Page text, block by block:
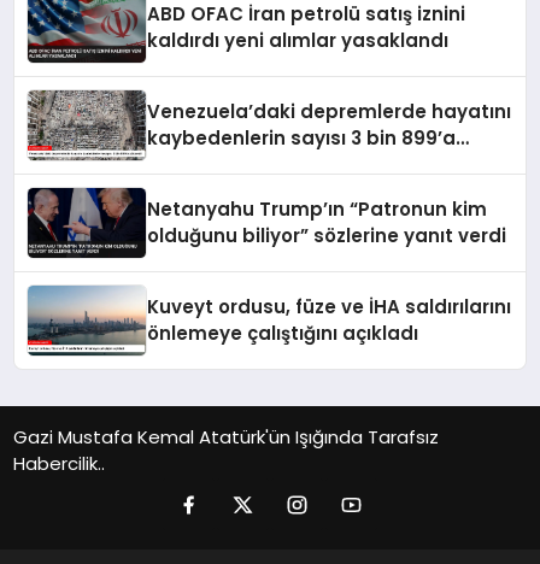
ABD OFAC İran petrolü satış iznini
kaldırdı yeni alımlar yasaklandı
Venezuela’daki depremlerde hayatını
kaybedenlerin sayısı 3 bin 899’a
Netanyahu Trump’ın “Patronun kim
olduğunu biliyor” sözlerine yanıt verdi
Kuveyt ordusu, füze ve İHA saldırılarını
önlemeye çalıştığını açıkladı
Gazi Mustafa Kemal Atatürk'ün Işığında Tarafsız
Habercilik..